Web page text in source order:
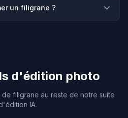
un filigrane ?
d'édition photo
filigrane au reste de notre suite
IA.